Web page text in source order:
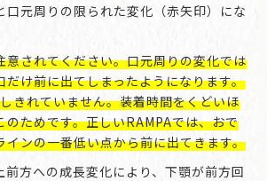
口元周りの限られた変化（赤矢印）にな
意されてください。口元周りの変化では
だけ前に出てしまったようになります。
きれていません。装着時間をくどいほ
のためです。正しいRAMPAでは、おで
インの一番低い点から前に出てきます。
前方への成長変化により、下顎が前方回